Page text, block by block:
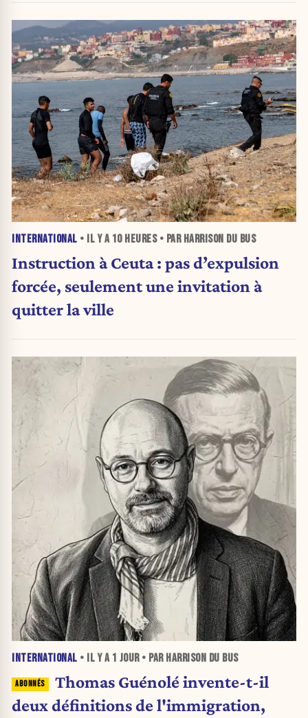
INTERNATIONAL • IL Y A 10 HEURES• PAR HARRISON DU BUS
Instruction à Ceuta : pas d’expulsion
forcée, seulement une invitation à
quitter la ville
INTERNATIONAL • IL Y A 1 JOUR• PAR HARRISON DU BUS
Thomas Guénolé invente-t-il
deux définitions de l'immigration,